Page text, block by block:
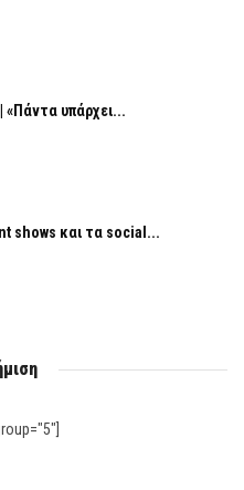
«Πάντα υπάρχει...
shows και τα social...